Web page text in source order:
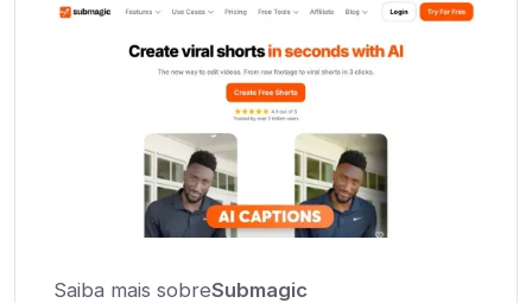
Saiba mais sobreSubmagic